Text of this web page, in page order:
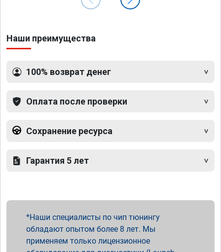
Наши преимущества
100% возврат денег
Оплата после проверки
Сохранение ресурса
Гарантия 5 лет
Наши специалисты по чип тюнингу
обладают опытом более 8 лет. Мы
применяем только лицензионное